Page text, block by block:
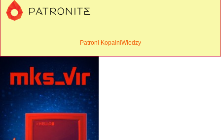
Patroni KopalniWiedzy